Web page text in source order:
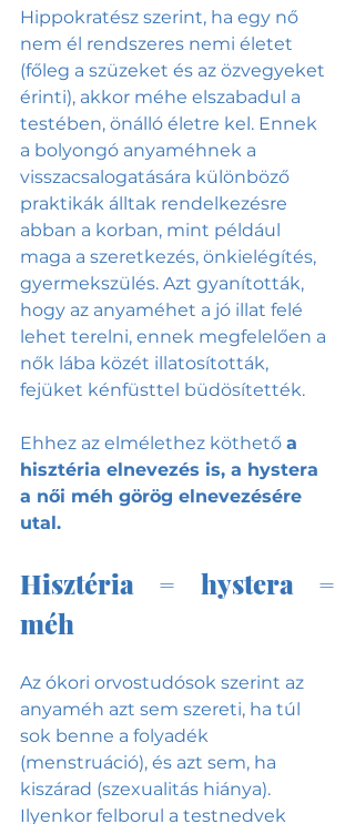
Hippokratész szerint, ha egy nő
nem él rendszeres nemi életet
(főleg a szüzeket és az özvegyeket
érinti), akkor méhe elszabadul a
testében, önálló életre kel. Ennek
a bolyongó anyaméhnek a
visszacsalogatására különböző
praktikák álltak rendelkezésre
abban a korban, mint például
maga a szeretkezés, önkielégítés,
gyermekszülés. Azt gyanították,
hogy az anyaméhet a jó illat felé
lehet terelni, ennek megfelelően a
nők lába közét illatosították,
fejüket kénfüsttel büdösítették.
Ehhez az elmélethez köthető a
hisztéria elnevezés is, a hystera
a női méh görög elnevezésére
utal.
Hisztéria = hystera =
méh
Az ókori orvostudósok szerint az
anyaméh azt sem szereti, ha túl
sok benne a folyadék
(menstruáció), és azt sem, ha
kiszárad (szexualitás hiánya).
Ilyenkor felborul a testnedvek